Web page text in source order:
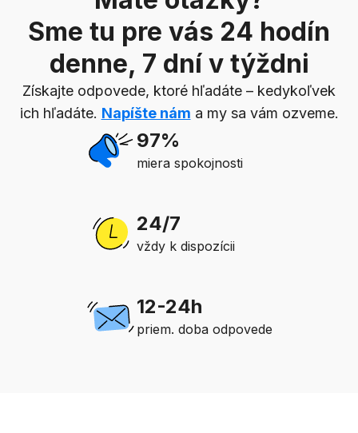
Sme tu pre vás 24 hodín
denne, 7 dní v týždni
Získajte odpovede, ktoré hľadáte – kedykoľvek
ich hľadáte. Napíšte nám a my sa vám ozveme.
97%
miera spokojnosti
24/7
vždy k dispozícii
12-24h
priem. doba odpovede